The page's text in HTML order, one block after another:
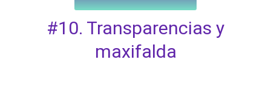
#10. Transparencias y
maxifalda